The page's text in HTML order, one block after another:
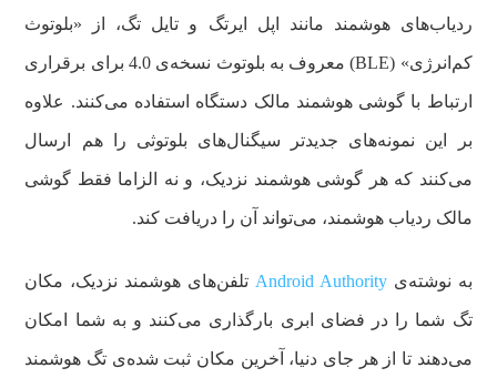
ردیاب‌های هوشمند مانند اپل ایرتگ و تایل تگ، از «بلوتوث
کم‌انرژی» (BLE) معروف به بلوتوث نسخه‌ی 4.0 برای برقراری
ارتباط با گوشی هوشمند مالک دستگاه استفاده می‌کنند. علاوه
بر این نمونه‌های جدیدتر سیگنال‌های بلوتوثی را هم ارسال
می‌کنند که هر گوشی هوشمند نزدیک، و نه الزاما فقط گوشی
مالک ردیاب هوشمند، می‌تواند آن را دریافت کند.
به نوشته‌یAndroid Authority تلفن‌های هوشمند نزدیک، مکان
تگ شما را در فضای ابری بارگذاری می‌کنند و به شما امکان
می‌دهند تا از هر جای دنیا، آخرین مکان ثبت شده‌ی تگ هوشمند